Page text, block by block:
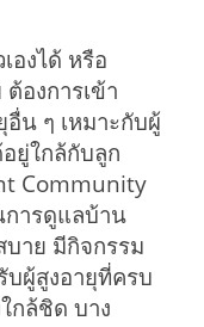
องได้ หรือ
องการเข้า
น ๆ เหมาะกับผู้
ยู่ใกล้กับลูก
Community
การดูแลบ้าน
บาย มีกิจกรรม
บผู้สูงอายุที่ครบ
กล้ชิด บาง